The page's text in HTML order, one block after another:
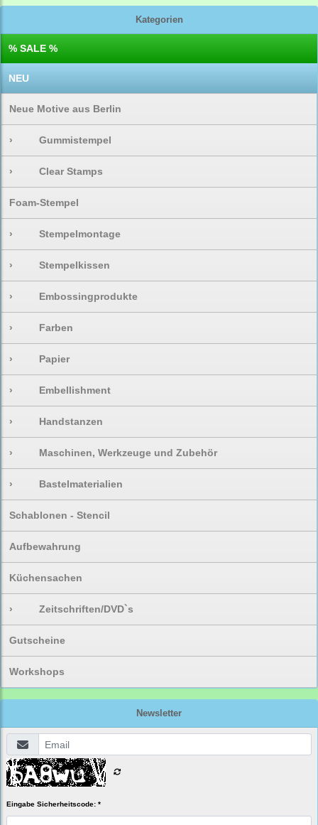
Kategorien
% SALE %
NEU
Neue Motive aus Berlin
› Gummistempel
› Clear Stamps
Foam-Stempel
› Stempelmontage
› Stempelkissen
› Embossingprodukte
› Farben
› Papier
› Embellishment
› Handstanzen
› Maschinen, Werkzeuge und Zubehör
› Bastelmaterialien
Schablonen - Stencil
Aufbewahrung
Küchensachen
› Zeitschriften/DVD`s
Gutscheine
Workshops
Newsletter
Eingabe Sicherheitscode: *